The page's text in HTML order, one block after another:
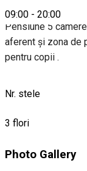
09:00 - 20:00
Pensiune 5
aferent și zona de
pentru copii .
Nr. stele
3 flori
Photo Gallery